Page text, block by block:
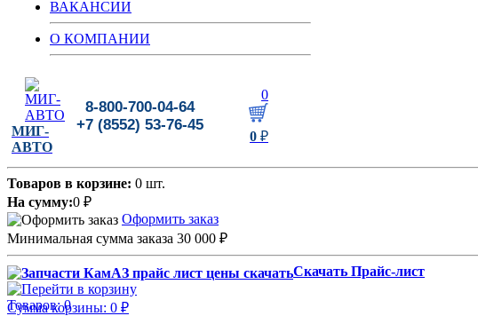
ВАКАНСИИ
О КОМПАНИИ
МИГ-
АВТО
8-800-700-04-64
+7 (8552) 53-76-45
0
0 ₽
Товаров в корзине: 0 шт.
На сумму:0 ₽
Оформить заказ
Минимальная сумма заказа 30 000 ₽
Скачать Прайс-лист
Товаров: 0
Сумма корзины: 0 ₽